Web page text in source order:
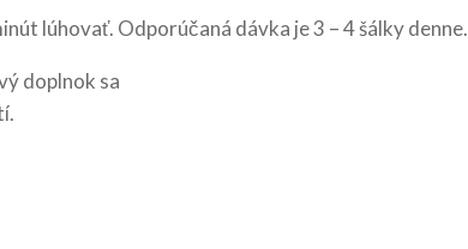
lúhovať. Odporúčaná dávka je 3 – 4 šálky denne.
doplnok sa